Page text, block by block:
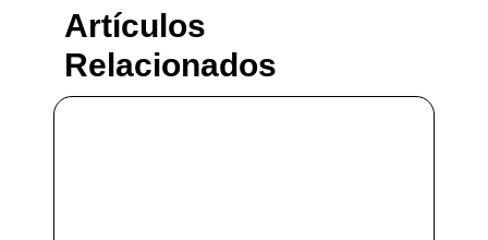
Artículos
Relacionados